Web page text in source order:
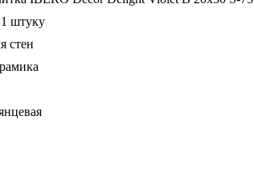
штуку
стен